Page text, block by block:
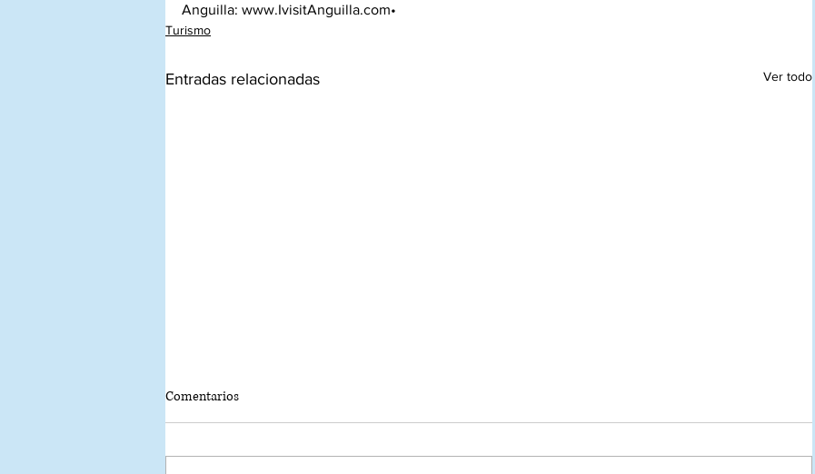
Anguilla: www.IvisitAnguilla.com•
Turismo
Entradas relacionadas Ver todo
Comentarios